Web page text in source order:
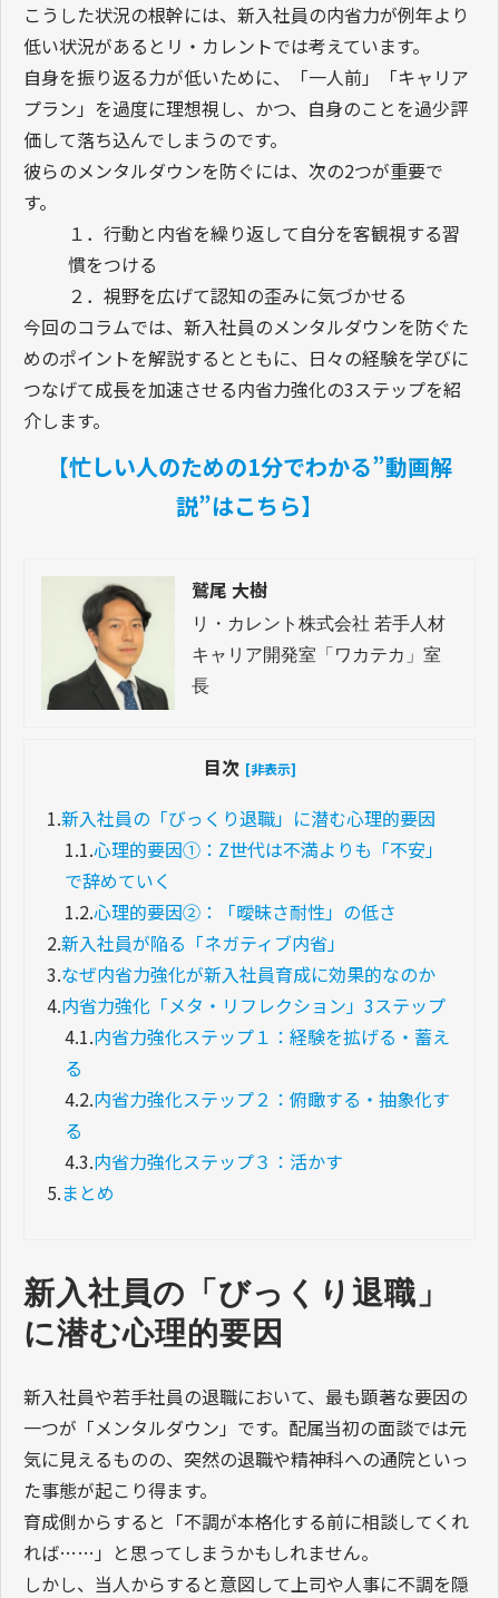
こうした状況の根幹には、新入社員の内省力が例年より
低い状況があるとリ・カレントでは考えています。
自身を振り返る力が低いために、「一人前」「キャリア
プラン」を過度に理想視し、かつ、自身のことを過少評
価して落ち込んでしまうのです。
彼らのメンタルダウンを防ぐには、次の2つが重要で
す。
１．行動と内省を繰り返して自分を客観視する習
慣をつける
２．視野を広げて認知の歪みに気づかせる
今回のコラムでは、新入社員のメンタルダウンを防ぐた
めのポイントを解説するとともに、日々の経験を学びに
つなげて成長を加速させる内省力強化の3ステップを紹
介します。
【忙しい人のための1分でわかる”動画解
説”はこちら】
鷲尾 大樹
リ・カレント株式会社 若手人材
キャリア開発室「ワカテカ」室
長
目次 [非表示]
1.新入社員の「びっくり退職」に潜む心理的要因
1.1.心理的要因①：Z世代は不満よりも「不安」
で辞めていく
1.2.心理的要因②：「曖昧さ耐性」の低さ
2.新入社員が陥る「ネガティブ内省」
3.なぜ内省力強化が新入社員育成に効果的なのか
4.内省力強化「メタ・リフレクション」3ステップ
4.1.内省力強化ステップ１：経験を拡げる・蓄え
る
4.2.内省力強化ステップ２：俯瞰する・抽象化す
る
4.3.内省力強化ステップ３：活かす
5.まとめ
新入社員の「びっくり退職」
に潜む心理的要因
新入社員や若手社員の退職において、最も顕著な要因の
一つが「メンタルダウン」です。配属当初の面談では元
気に見えるものの、突然の退職や精神科への通院といっ
た事態が起こり得ます。
育成側からすると「不調が本格化する前に相談してくれ
れば……」と思ってしまうかもしれません。
しかし、当人からすると意図して上司や人事に不調を隠